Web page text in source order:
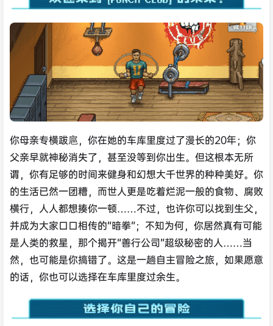
你母亲专横跋扈，你在她的车库里度过了漫长的20年；你
父亲早就神秘消失了，甚至没等到你出生。但这根本无所
谓，你有足够的时间来健身和幻想大千世界的种种美好。你
的生活已然一团糟，而世人更是吃着烂泥一般的食物、腐败
横行，人人都想揍你一顿……不过，也许你可以找到生父，
并成为大家口口相传的“暗拳”；不知为何，你居然真有可能
是人类的救星，那个揭开“善行公司”超级秘密的人……当
然，也可能是你搞错了。这是一趟自主冒险之旅，如果愿意
的话，你也可以选择在车库里度过余生。